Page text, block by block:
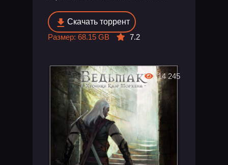
Скачать торрент
Размер: 68.15 GB
7.2
14 245